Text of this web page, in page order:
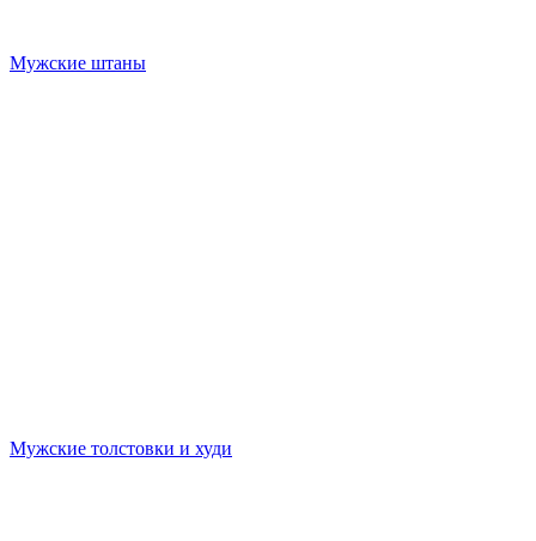
Мужские штаны
Мужские толстовки и худи